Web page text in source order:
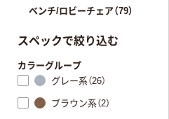
ベンチ/ロビーチェア（79）
スペックで絞り込む
カラーグループ
グレー系（26）
ブラウン系（2）